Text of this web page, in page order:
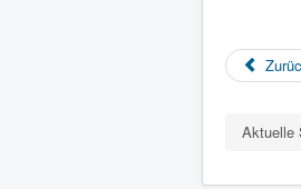
Aktuelle